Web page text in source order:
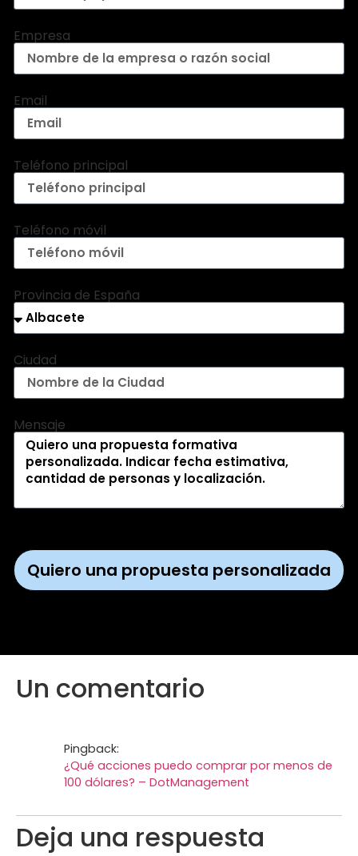
Empresa
Email
Teléfono principal
Teléfono móvil
Provincia de España
Ciudad
Mensaje
Quiero una propuesta personalizada
Un comentario
Pingback:
¿Qué acciones puedo comprar por menos de
100 dólares? – DotManagement
Deja una respuesta